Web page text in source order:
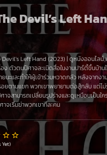
Devil’s Left
Devil’s Left Hand (2023) |ดูหนังออนไลน์
ง ตัวตนปีศาจละเมิดสื่อในงานปาร์ตี้ขึ้นบ้า
นะและทำให้ผู้เข้าร่วมหวาดกลัว หลังจากง
ยตามแขก พวกเขาพยายามต่อสู้กลับ แต่ไม่รู้
าจสามารถเปลี่ยนรูปร่างและดูเหมือนเป็นใค
จเริ่มฆ่าพวกเขาทีละคน
Yet)